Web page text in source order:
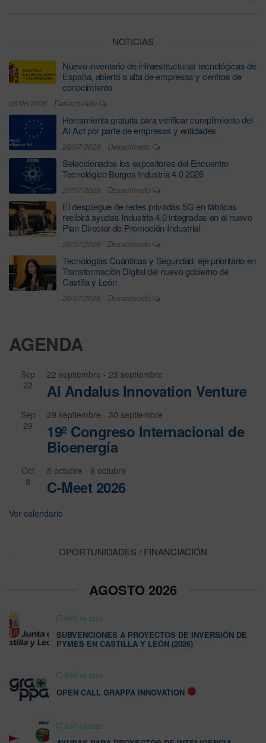
NOTICIAS
Nuevo inventario de infraestructuras tecnológicas de
España, abierto a alta de empresas y centros de
conocimiento
05/08/2026 Desactivado
Herramienta gratuita para verificar cumplimiento del
AI Act por parte de empresas y entidades
28/07/2026 Desactivado
Seleccionados los expositores del Encuentro
Tecnológico Burgos Industria 4.0 2026
27/07/2026 Desactivado
El despliegue de redes privadas 5G en fábricas
recibirá ayudas Industria 4.0 integradas en el nuevo
Plan Director de Promoción Industrial
20/07/2026 Desactivado
Tecnologías Cuánticas y Seguridad, eje prioritario en
Transformación Digital del nuevo gobierno de
Castilla y León
20/07/2026 Desactivado
AGENDA
Sep
22
22 septiembre - 23 septiembre
Al Andalus Innovation Venture
Sep
29
29 septiembre - 30 septiembre
19º Congreso Internacional de
Bioenergía
Oct
8
8 octubre - 9 octubre
C-Meet 2026
Ver calendario
OPORTUNIDADES / FINANCIACIÓN
AGOSTO 2026
AGO 08 2026
SUBVENCIONES A PROYECTOS DE INVERSIÓN DE
PYMES EN CASTILLA Y LEÓN (2026)
AGO 08 2026
OPEN CALL GRAPPA INNOVATION
AGO 08 2026